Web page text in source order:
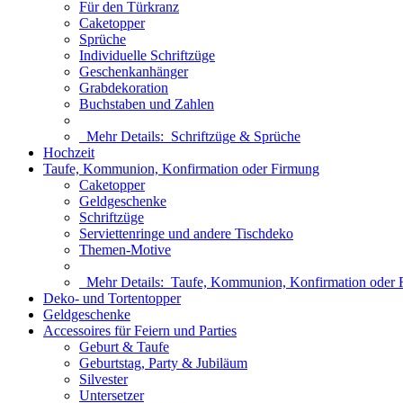
Für den Türkranz
Caketopper
Sprüche
Individuelle Schriftzüge
Geschenkanhänger
Grabdekoration
Buchstaben und Zahlen
Mehr Details: Schriftzüge & Sprüche
Hochzeit
Taufe, Kommunion, Konfirmation oder Firmung
Caketopper
Geldgeschenke
Schriftzüge
Serviettenringe und andere Tischdeko
Themen-Motive
Mehr Details: Taufe, Kommunion, Konfirmation oder
Deko- und Tortentopper
Geldgeschenke
Accessoires für Feiern und Parties
Geburt & Taufe
Geburtstag, Party & Jubiläum
Silvester
Untersetzer